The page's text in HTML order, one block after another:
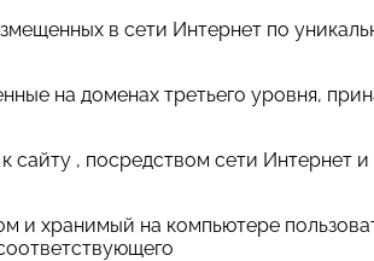
в сети Интернет по
на доменах третьего уровня,
сайту , посредством сети
и хранимый на компьютере